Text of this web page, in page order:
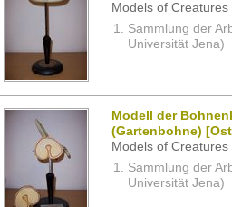
Models of
Sammlung der
Universität Jena)
Modell der
(Gartenbohne)
Models of
Sammlung der
Universität Jena)